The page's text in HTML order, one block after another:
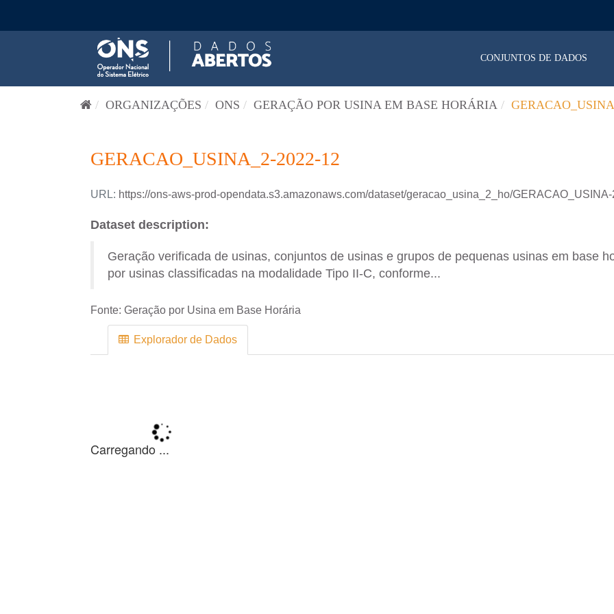
CONJUNTOS DE DADOS
ORGANIZAÇÕES ONS GERAÇÃO POR USINA EM BASE HORÁRIA
GERACAO_USINA_2-2022-12
URL: https://ons-aws-prod-opendata.s3.amazonaws.com/dataset/geracao_usina_2_ho/
Dataset description:
Geração verificada de usinas, conjuntos de usinas e grupos de pequenas usinas em base
por usinas classificadas na modalidade Tipo II-C, conforme...
Fonte: Geração por Usina em Base Horária
Explorador de Dados